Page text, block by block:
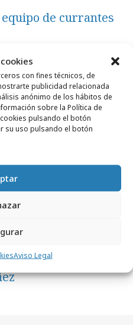
con fines técnicos, de
publicidad relacionada
anónimo de los hábitos de
sobre la Política de
pulsando el botón
su uso pulsando el botón
Aviso Legal
de currantes
la nueva